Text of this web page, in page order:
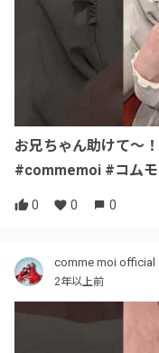
お兄ちゃん助けて〜
#commemoi #コム
0 0 0
comme moi official
2年以上前